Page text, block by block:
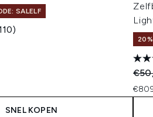
SALELF
Price:
SNEL KOPEN